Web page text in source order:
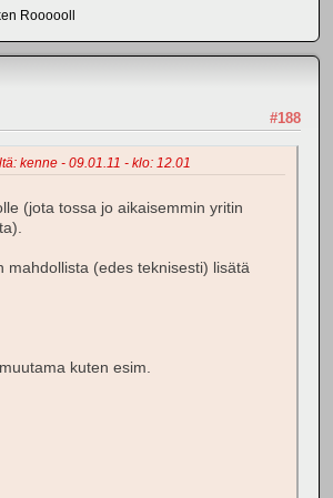
Roooooll
#188
kenne - 09.01.11 - klo: 12.01
(jota tossa jo aikaisemmin yritin
mahdollista (edes teknisesti) lisätä
kuten esim.